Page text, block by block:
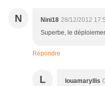
N Nini18 28/12/2012
Superbe, le
Répondre
L louamaryllis